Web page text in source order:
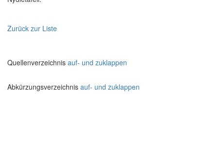
Zurück zur Liste
Quellenverzeichnis auf- und zuklappen
Abkürzungsverzeichnis auf- und zuklappen